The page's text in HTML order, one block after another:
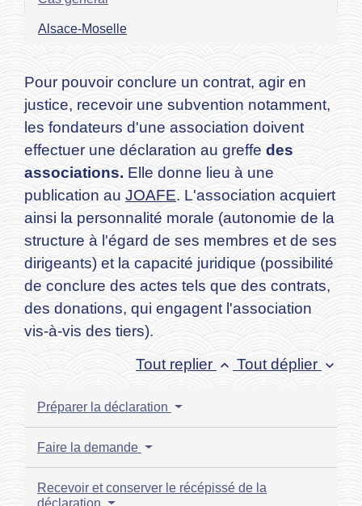
Alsace-Moselle
Pour pouvoir conclure un contrat, agir en
justice, recevoir une subvention notamment,
les fondateurs d'une association doivent
effectuer une déclaration au greffe des
associations. Elle donne lieu à une
publication au JOAFE. L'association acquiert
ainsi la personnalité morale (autonomie de la
structure à l'égard de ses membres et de ses
dirigeants) et la capacité juridique (possibilité
de conclure des actes tels que des contrats,
des donations, qui engagent l'association
vis-à-vis des tiers).
Tout replier keyboard_arrow_up Tout déplier keyboard_arrow_down
Préparer la déclaration
Faire la demande
Recevoir et conserver le récépissé de la